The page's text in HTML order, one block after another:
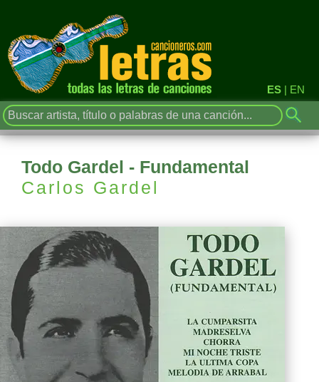
ES | EN
Todo Gardel - Fundamental
Carlos Gardel